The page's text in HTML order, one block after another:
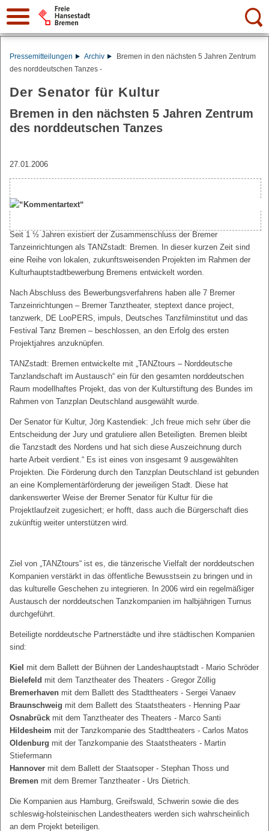
Suche:
Pressemitteilungen Archiv
Bremen in den nächsten 5 Jahren Zentrum
des norddeutschen Tanzes -
Der Senator für Kultur
Bremen in den nächsten 5 Jahren Zentrum
des norddeutschen Tanzes
27.01.2006
Seit 1 ½ Jahren existiert der Zusammenschluss der Bremer
Tanzeinrichtungen als TANZstadt: Bremen. In dieser kurzen Zeit sind
eine Reihe von lokalen, zukunftsweisenden Projekten im Rahmen der
Kulturhauptstadtbewerbung Bremens entwickelt worden.
Nach Abschluss des Bewerbungsverfahrens haben alle 7 Bremer
Tanzeinrichtungen – Bremer Tanztheater, steptext dance project,
tanzwerk, DE LooPERS, impuls, Deutsches Tanzfilminstitut und das
Festival Tanz Bremen – beschlossen, an den Erfolg des ersten
Projektjahres anzuknüpfen.
TANZstadt: Bremen entwickelte mit „TANZtours – Norddeutsche
Tanzlandschaft im Austausch“ ein für den gesamten norddeutschen
Raum modellhaftes Projekt, das von der Kulturstiftung des Bundes im
Rahmen von Tanzplan Deutschland ausgewählt wurde.
Der Senator für Kultur, Jörg Kastendiek: „Ich freue mich sehr über die
Entscheidung der Jury und gratuliere allen Beteiligten. Bremen bleibt
die Tanzstadt des Nordens und hat sich diese Auszeichnung durch
harte Arbeit verdient.“ Es ist eines von insgesamt 9 ausgewählten
Projekten. Die Förderung durch den Tanzplan Deutschland ist gebunden
an eine Komplementärförderung der jeweiligen Stadt. Diese hat
dankenswerter Weise der Bremer Senator für Kultur für die
Projektlaufzeit zugesichert; er hofft, dass auch die Bürgerschaft dies
zukünftig weiter unterstützen wird.
Ziel von „TANZtours“ ist es, die tänzerische Vielfalt der norddeutschen
Kompanien verstärkt in das öffentliche Bewusstsein zu bringen und in
das kulturelle Geschehen zu integrieren. In 2006 wird ein regelmäßiger
Austausch der norddeutschen Tanzkompanien im halbjährigen Turnus
durchgeführt.
Beteiligte norddeutsche Partnerstädte und ihre städtischen Kompanien
sind:
Kiel mit dem Ballett der Bühnen der Landeshauptstadt - Mario Schröder
Bielefeld mit dem Tanztheater des Theaters - Gregor Zöllig
Bremerhaven mit dem Ballett des Stadttheaters - Sergei Vanaev
Braunschweig mit dem Ballett des Staatstheaters - Henning Paar
Osnabrück mit dem Tanztheater des Theaters - Marco Santi
Hildesheim mit der Tanzkompanie des Stadttheaters - Carlos Matos
Oldenburg mit der Tanzkompanie des Staatstheaters - Martin
Stiefermann
Hannover mit dem Ballett der Staatsoper - Stephan Thoss und
Bremen mit dem Bremer Tanztheater - Urs Dietrich.
Die Kompanien aus Hamburg, Greifswald, Schwerin sowie die des
schleswig-holsteinischen Landestheaters werden sich wahrscheinlich
an dem Projekt beteiligen.